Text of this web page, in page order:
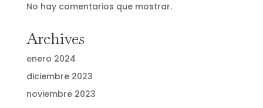
No hay comentarios que mostrar.
Archives
enero 2024
diciembre 2023
noviembre 2023